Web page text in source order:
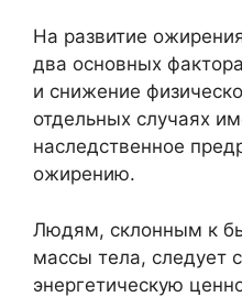
На развитие
два основных
и снижение
отдельных случаях
наследственное
ожирению.
Людям, склонным к
массы тела, следует
энергетическую